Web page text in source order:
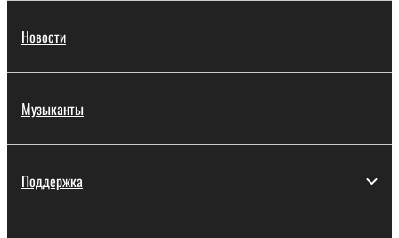
Новости
Музыканты
Поддержка